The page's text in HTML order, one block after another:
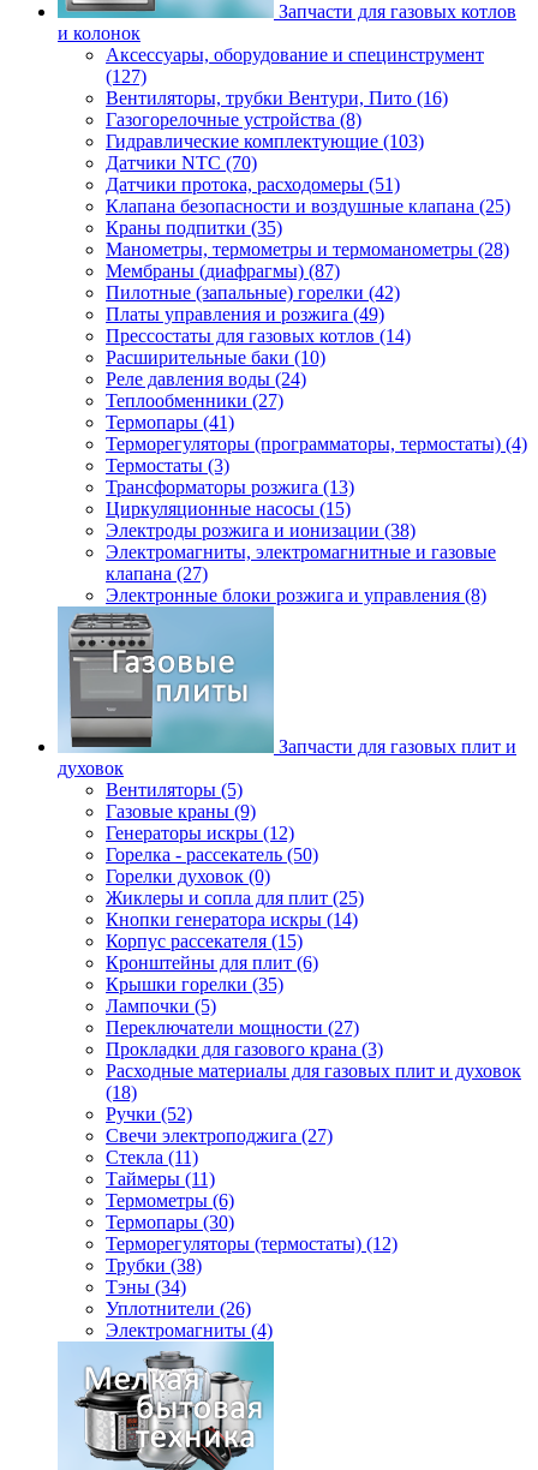
Запчасти для газовых котлов
и колонок
Аксессуары, оборудование и специнструмент
(127)
Вентиляторы, трубки Вентури, Пито (16)
Газогорелочные устройства (8)
Гидравлические комплектующие (103)
Датчики NTC (70)
Датчики протока, расходомеры (51)
Клапана безопасности и воздушные клапана (25)
Краны подпитки (35)
Манометры, термометры и термоманометры (28)
Мембраны (диафрагмы) (87)
Пилотные (запальные) горелки (42)
Платы управления и розжига (49)
Прессостаты для газовых котлов (14)
Расширительные баки (10)
Реле давления воды (24)
Теплообменники (27)
Термопары (41)
Терморегуляторы (программаторы, термостаты) (4)
Термостаты (3)
Трансформаторы розжига (13)
Циркуляционные насосы (15)
Электроды розжига и ионизации (38)
Электромагниты, электромагнитные и газовые
клапана (27)
Электронные блоки розжига и управления (8)
Запчасти для газовых плит и
духовок
Вентиляторы (5)
Газовые краны (9)
Генераторы искры (12)
Горелка - рассекатель (50)
Горелки духовок (0)
Жиклеры и сопла для плит (25)
Кнопки генератора искры (14)
Корпус рассекателя (15)
Кронштейны для плит (6)
Крышки горелки (35)
Лампочки (5)
Переключатели мощности (27)
Прокладки для газового крана (3)
Расходные материалы для газовых плит и духовок
(18)
Ручки (52)
Свечи электроподжига (27)
Стекла (11)
Таймеры (11)
Термометры (6)
Термопары (30)
Терморегуляторы (термостаты) (12)
Трубки (38)
Тэны (34)
Уплотнители (26)
Электромагниты (4)